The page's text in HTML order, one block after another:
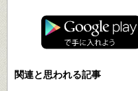
関連と思われる記事